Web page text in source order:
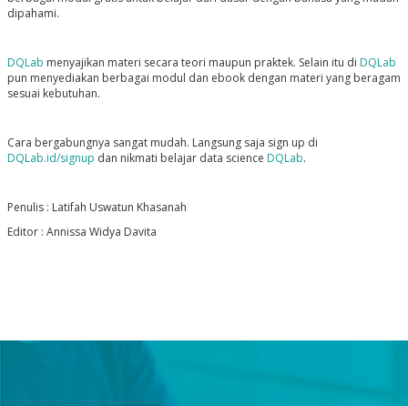
dipahami.
DQLab menyajikan materi secara teori maupun praktek. Selain itu di DQLab
pun menyediakan berbagai modul dan ebook dengan materi yang beragam
sesuai kebutuhan.
Cara bergabungnya sangat mudah. Langsung saja sign up di
DQLab.id/signup dan nikmati belajar data science DQLab.
Penulis : Latifah Uswatun Khasanah
Editor : Annissa Widya Davita